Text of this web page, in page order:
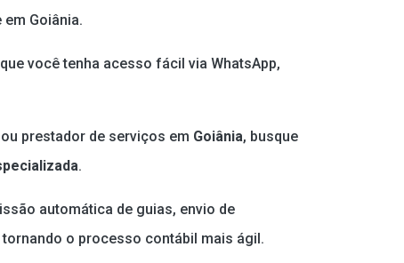
Goiânia.
você tenha acesso fácil via WhatsApp,
prestador de serviços em Goiânia, busque
.
automática de guias, envio de
o processo contábil mais ágil.